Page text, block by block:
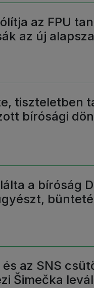
az FPU
az új
tiszteletben
bírósági
a bíróság
és az SNS
Šimečka